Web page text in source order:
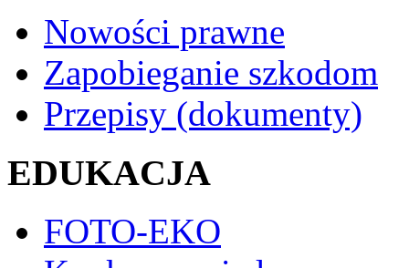
Nowości prawne
Zapobieganie szkodom
Przepisy (dokumenty)
EDUKACJA
FOTO-EKO